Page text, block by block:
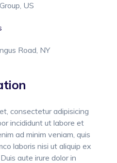
US
Road, NY
consectetur adipisicing
incididunt ut labore et
ad minim veniam, quis
laboris nisi ut aliquip ex
aute irure dolor in